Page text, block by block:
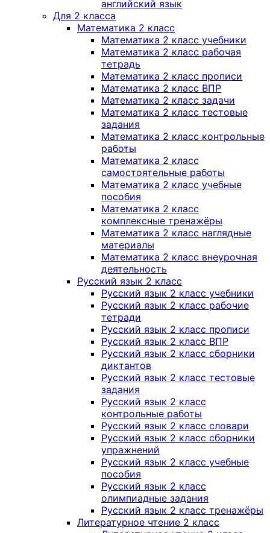
английский язык
Для 2 класса
Математика 2 класс
Математика 2 класс учебники
Математика 2 класс рабочая
тетрадь
Математика 2 класс прописи
Математика 2 класс ВПР
Математика 2 класс задачи
Математика 2 класс тестовые
задания
Математика 2 класс контрольные
работы
Математика 2 класс
самостоятельные работы
Математика 2 класс учебные
пособия
Математика 2 класс
комплексные тренажёры
Математика 2 класс наглядные
материалы
Математика 2 класс внеурочная
деятельность
Русский язык 2 класс
Русский язык 2 класс учебники
Русский язык 2 класс рабочие
тетради
Русский язык 2 класс прописи
Русский язык 2 класс ВПР
Русский язык 2 класс сборники
диктантов
Русский язык 2 класс тестовые
задания
Русский язык 2 класс
контрольные работы
Русский язык 2 класс словари
Русский язык 2 класс сборники
упражнений
Русский язык 2 класс учебные
пособия
Русский язык 2 класс
олимпиадные задания
Русский язык 2 класс тренажёры
Литературное чтение 2 класс